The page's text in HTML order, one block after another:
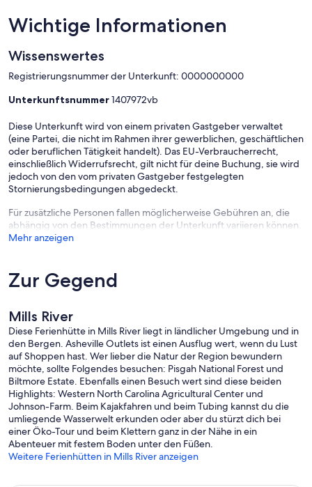
Wichtige Informationen
Wissenswertes
Registrierungsnummer der Unterkunft: 0000000000
Unterkunftsnummer1407972vb
Diese Unterkunft wird von einem privaten Gastgeber verwaltet
(eine Partei, die nicht im Rahmen ihrer gewerblichen, geschäftlichen
oder beruflichen Tätigkeit handelt). Das EU-Verbraucherrecht,
einschließlich Widerrufsrecht, gilt nicht für deine Buchung, sie wird
jedoch von den vom privaten Gastgeber festgelegten
Stornierungsbedingungen abgedeckt.
Für zusätzliche Personen fallen möglicherweise Gebühren an, die
abhängig von den Bestimmungen der Unterkunft variieren können.
Mehr anzeigen
Zur Gegend
Mills River
Diese Ferienhütte in Mills River liegt in ländlicher Umgebung und in
den Bergen. Asheville Outlets ist einen Ausflug wert, wenn du Lust
auf Shoppen hast. Wer lieber die Natur der Region bewundern
möchte, sollte Folgendes besuchen: Pisgah National Forest und
Biltmore Estate. Ebenfalls einen Besuch wert sind diese beiden
Highlights: Western North Carolina Agricultural Center und
Johnson-Farm. Beim Kajakfahren und beim Tubing kannst du die
umliegende Wasserwelt erkunden oder aber du stürzt dich bei
einer Öko-Tour und beim Klettern ganz in der Nähe in ein
Abenteuer mit festem Boden unter den Füßen.
Weitere Ferienhütten in Mills River anzeigen